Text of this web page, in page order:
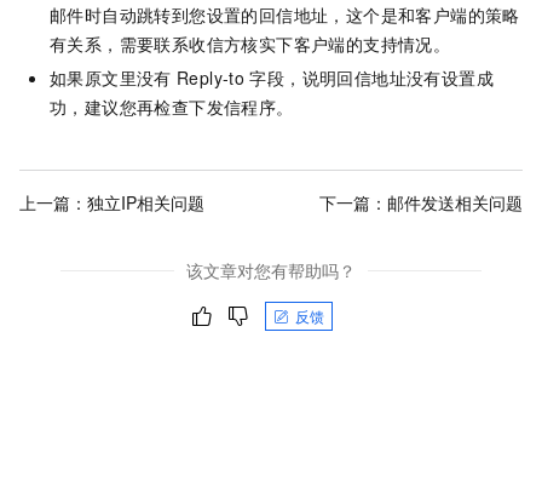
邮件时自动跳转到您设置的回信地址，这个是和客户端的策略
有关系，需要联系收信方核实下客户端的支持情况。
如果原文里没有 Reply-to 字段，说明回信地址没有设置成
功，建议您再检查下发信程序。
上一篇： 独立IP相关问题 下一篇： 邮件发送相关问题
该文章对您有帮助吗？
反馈